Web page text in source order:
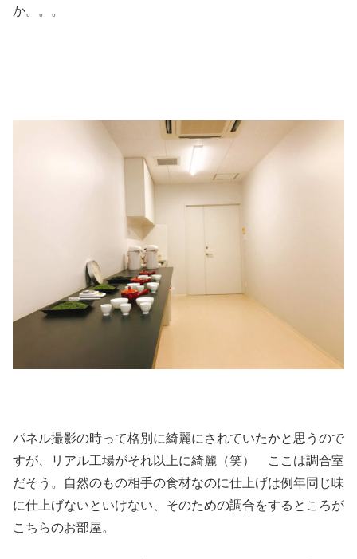
か。。。
パネル撮影の時って格別に綺麗にされていたかと思うので
すが、リアル工場がそれ以上に綺麗（笑） ここは調合室
だそう。自然のもの相手の食材なのに仕上げは例年同じ味
に仕上げないといけない、そのための調合をするところが
こちらのお部屋。